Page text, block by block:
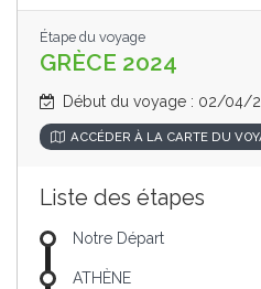
Étape du voyage
GRÈCE 2024
Début du voyage : 02/04/
ACCÉDER À LA CARTE DU
Liste des étapes
Notre Départ
ATHÈNE